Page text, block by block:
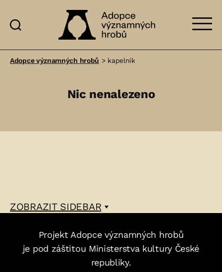
významných
Adopce významných hrobů > kapelník
Nic nenalezeno
ZOBRAZITSIDEBAR
Projekt Adopce významných hrobů
je pod záštitou Ministerstva kultury České
republiky.